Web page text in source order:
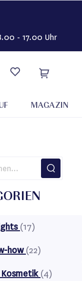
- 17.00 Uhr
MAGAZIN
(17)
how (22)
(4)